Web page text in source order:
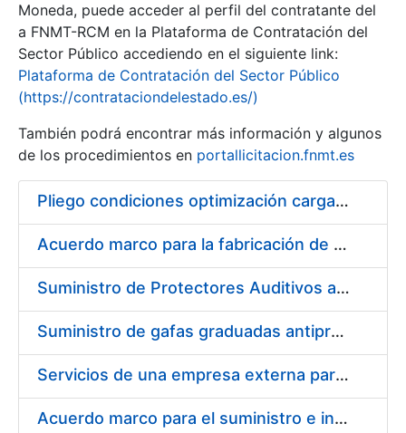
Mostra/Amaga
Moneda, puede acceder al perfil del contratante del
a FNMT-RCM en la Plataforma de Contratación del
Sector Público accediendo en el siguiente link:
Plataforma de Contratación del Sector Público
(https://contrataciondelestado.es/)
También podrá encontrar más información y algunos
de los procedimientos en portallicitacion.fnmt.es
Pliego condiciones optimización cargas compras firmado
Acuerdo marco para la fabricación de piezas
Suministro de Protectores Auditivos a medida para las personas trabajadoras de los Centros de Trabajo de Madrid y Burgos
Suministro de gafas graduadas antiproyecciones para los trabajadores de la FNMT-RCM en los centros de trabajo de Madrid y Burgos
Servicios de una empresa externa para el asesoramiento y resolución de los recursos de alzada que se presentan relacionados con procesos de selección para la FNMT-RCM
Acuerdo marco para el suministro e instalación de persianas, estores y otros complementos